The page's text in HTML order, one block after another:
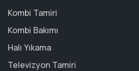
Kombi Tamiri
Kombi Bakımı
Halı Yıkama
Televizyon Tamiri